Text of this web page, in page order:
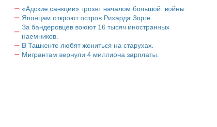
«Адские санкции» грозят началом большой войны
Японцам откроют остров Рихарда Зорге
За бандеровцев воюют 16 тысяч иностранных
наемников.
В Ташкенте любят жениться на старухах.
Мигрантам вернули 4 миллиона зарплаты.